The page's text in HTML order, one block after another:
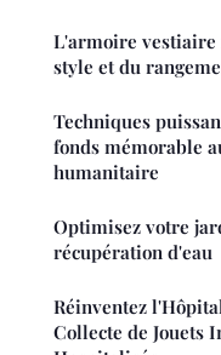
L'armoire
style et du
Techniques
fonds mémorable
humanitaire
Optimisez votre
récupération d'eau
Réinventez
Collecte de Jouets